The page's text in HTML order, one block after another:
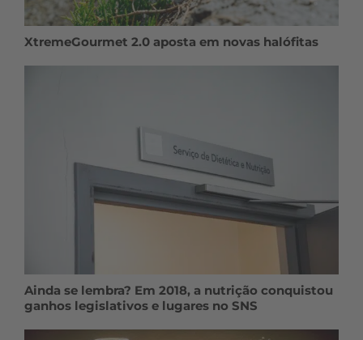
XtremeGourmet 2.0 aposta em novas halófitas
Ainda se lembra? Em 2018, a nutrição conquistou
ganhos legislativos e lugares no SNS